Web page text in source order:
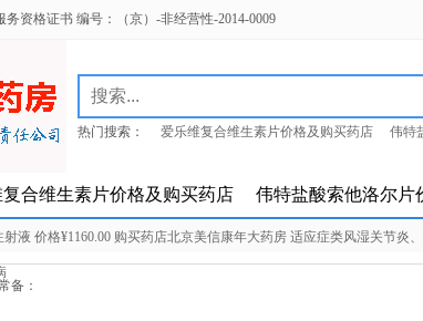
务资格证书 编号：（京）-非经营性-2014-0009
热门搜索： 爱乐维复合维生素片价格及购买药店
伟特
复合维生素片价格及购买药店 伟特盐酸索他洛尔片
液 价格¥1160.00 购买药店北京美信康年大药房 适应症类风湿关节
备：